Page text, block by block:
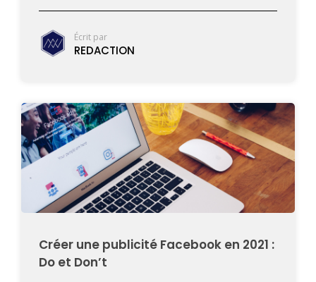
Écrit par
REDACTION
Créer une publicité Facebook en 2021 :
Do et Don’t